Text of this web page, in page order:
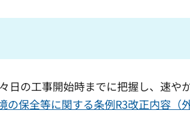
の工事開始時までに把握し、速や
の保全等に関する条例R3改正内容（